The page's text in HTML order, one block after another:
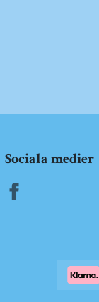
Sociala medier